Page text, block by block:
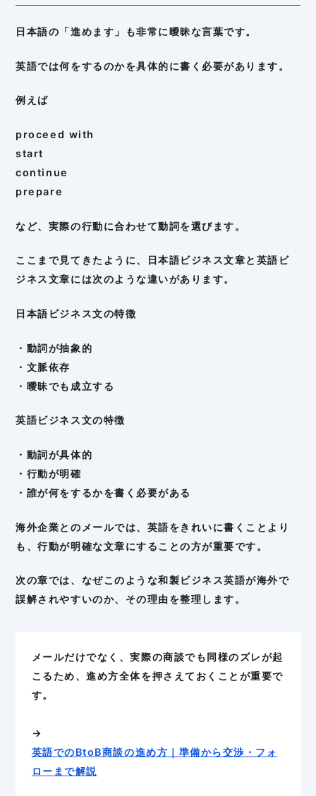
日本語の「進めます」も非常に曖昧な言葉です。
英語では何をするのかを具体的に書く必要があります。
例えば
proceed with
start
continue
prepare
など、実際の行動に合わせて動詞を選びます。
ここまで見てきたように、日本語ビジネス文章と英語ビ
ジネス文章には次のような違いがあります。
日本語ビジネス文の特徴
・動詞が抽象的
・文脈依存
・曖昧でも成立する
英語ビジネス文の特徴
・動詞が具体的
・行動が明確
・誰が何をするかを書く必要がある
海外企業とのメールでは、英語をきれいに書くことより
も、行動が明確な文章にすることの方が重要です。
次の章では、なぜこのような和製ビジネス英語が海外で
誤解されやすいのか、その理由を整理します。
メールだけでなく、実際の商談でも同様のズレが起
こるため、進め方全体を押さえておくことが重要で
す。
→
英語でのBtoB商談の進め方｜準備から交渉・フォ
ローまで解説